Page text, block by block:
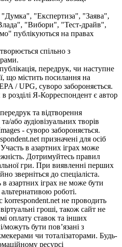
"Експертиза", "Заява",
"Вибори", "Тест-драйв",
публікуються на правах
спільно з
передрук, чи наступне
що містить посилання на
/ UPG, суворо забороняється.
розділі Я-Корреспондент є автор
та відтворення
або аудіовізуальних творів
- суворо забороняється.
призначені для осіб
в азартних іграх може
Дотримуйтесь правил
гри. При виявленні перших
зверніться до спеціаліста.
азартних іграх не може бути
роботі.
korrespondent.net не проводить
гроші, також сайт не
оплату ставок та інших
можуть бути пов’язані з
чи тоталізаторами. Будь-
ресурсі